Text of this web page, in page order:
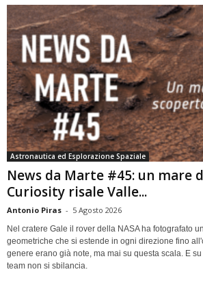
Astronautica ed Esplorazione Spaziale
News da Marte #45: un mare
Curiosity risale Valle...
Antonio Piras - 5 Agosto 2026
Nel cratere Gale il rover della NASA ha fotografato
geometriche che si estende in ogni direzione fino
genere erano già note, ma mai su questa scala. E
team non si sbilancia.